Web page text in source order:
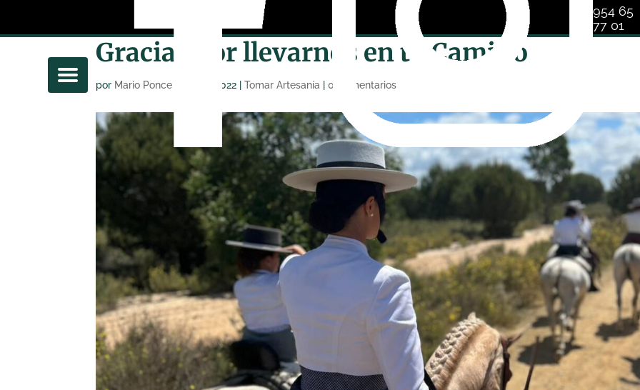
954 65
77 01
Gracias por llevarnos en tu Camino
por Mario Ponce Jun 10, 2022 |Tomar Artesanía |0 Comentarios